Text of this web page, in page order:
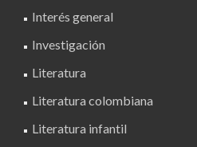
Interés general
Investigación
Literatura
Literatura colombiana
Literatura infantil